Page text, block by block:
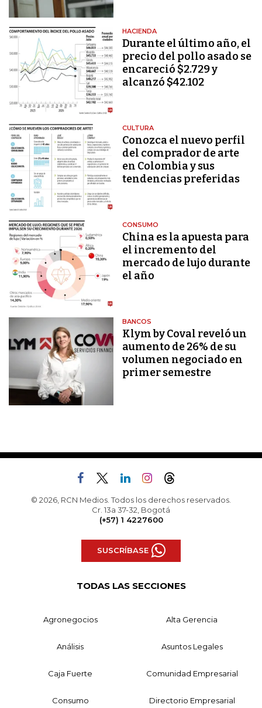
HACIENDA
Durante el último año, el
precio del pollo asado se
encareció $2.729 y
alcanzó $42.102
CULTURA
Conozca el nuevo perfil
del comprador de arte
en Colombia y sus
tendencias preferidas
CONSUMO
China es la apuesta para
el incremento del
mercado de lujo durante
el año
BANCOS
Klym by Coval reveló un
aumento de 26% de su
volumen negociado en
primer semestre
© 2026, RCN Medios. Todos los derechos reservados.
Cr. 13a 37-32, Bogotá
(+57) 1 4227600
SUSCRÍBASE
TODAS LAS SECCIONES
Agronegocios Alta Gerencia
Análisis Asuntos Legales
Caja Fuerte Comunidad Empresarial
Consumo Directorio Empresarial